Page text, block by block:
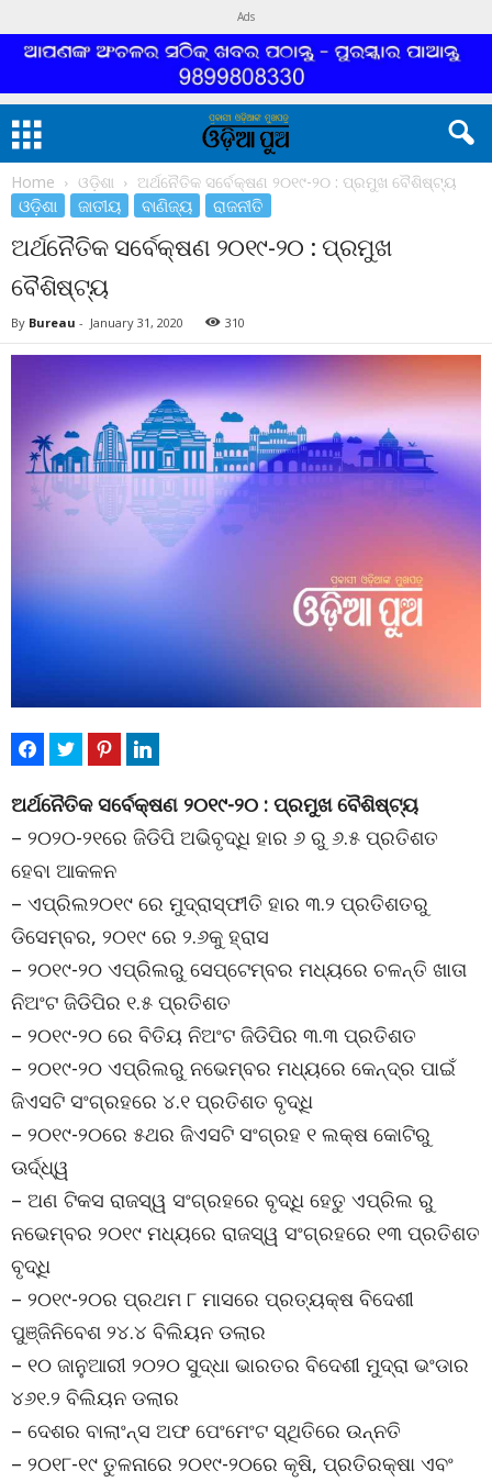
Ads
Home ଓଡ଼ିଶା ଅର୍ଥନୈତିକ ସର୍ବେକ୍ଷଣ ୨୦୧୯-୨୦ : ପ୍ରମୁଖ ବୈଶିଷ୍ଟ୍ୟ
ଓଡ଼ିଶା ଜାତୀୟ ବାଣିଜ୍ୟ ରାଜନୀତି
ଅର୍ଥନୈତିକ ସର୍ବେକ୍ଷଣ ୨୦୧୯-୨୦ : ପ୍ରମୁଖ
ବୈଶିଷ୍ଟ୍ୟ
By Bureau - January 31, 2020 310
ଅର୍ଥନୈତିକ ସର୍ବେକ୍ଷଣ ୨୦୧୯-୨୦ : ପ୍ରମୁଖ ବୈଶିଷ୍ଟ୍ୟ
– ୨୦୨୦-୨୧ରେ ଜିଡିପି ଅଭିବୃଦ୍ଧି ହାର ୬ ରୁ ୬.୫ ପ୍ରତିଶତ
ହେବା ଆକଳନ
– ଏପ୍ରିଲ୨୦୧୯ ରେ ମୁଦ୍ରାସ୍ଫୀତି ହାର ୩.୨ ପ୍ରତିଶତରୁ
ଡିସେମ୍ବର, ୨୦୧୯ ରେ ୨.୬କୁ ହ୍ରାସ
– ୨୦୧୯-୨୦ ଏପ୍ରିଲରୁ ସେପ୍ଟେମ୍ବର ମଧ୍ୟରେ ଚଳନ୍ତି ଖାତା
ନିଅଂଟ ଜିଡିପିର ୧.୫ ପ୍ରତିଶତ
– ୨୦୧୯-୨୦ ରେ ବିତିୟ ନିଅଂଟ ଜିଡିପିର ୩.୩ ପ୍ରତିଶତ
– ୨୦୧୯-୨୦ ଏପ୍ରିଲରୁ ନଭେମ୍ବର ମଧ୍ୟରେ କେନ୍ଦ୍ର ପାଇଁ
ଜିଏସଟି ସଂଗ୍ରହରେ ୪.୧ ପ୍ରତିଶତ ବୃଦ୍ଧି
– ୨୦୧୯-୨୦ରେ ୫ଥର ଜିଏସଟି ସଂଗ୍ରହ ୧ ଲକ୍ଷ କୋଟିରୁ
ଊର୍ଦ୍ଧ୍ୱ
– ଅଣ ଟିକସ ରାଜସ୍ୱ ସଂଗ୍ରହରେ ବୃଦ୍ଧି ହେତୁ ଏପ୍ରିଲ ରୁ
ନଭେମ୍ବର ୨୦୧୯ ମଧ୍ୟରେ ରାଜସ୍ୱ ସଂଗ୍ରହରେ ୧୩ ପ୍ରତିଶତ
ବୃଦ୍ଧି
– ୨୦୧୯-୨୦ର ପ୍ରଥମ ୮ ମାସରେ ପ୍ରତ୍ୟକ୍ଷ ବିଦେଶୀ
ପୁଞ୍ଜିନିବେଶ ୨୪.୪ ବିଲିୟନ ଡଲାର
– ୧୦ ଜାନୁଆରୀ ୨୦୨୦ ସୁଦ୍ଧା ଭାରତର ବିଦେଶୀ ମୁଦ୍ରା ଭଂଡାର
୪୬୧.୨ ବିଲିୟନ ଡଲାର
– ଦେଶର ବାଲାଂନ୍ସ ଅଫ ପେଂମେଂଟ ସ୍ଥିତିରେ ଉନ୍ନତି
– ୨୦୧୮-୧୯ ତୁଳନାରେ ୨୦୧୯-୨୦ରେ କୃଷି, ପ୍ରତିରକ୍ଷା ଏବଂ